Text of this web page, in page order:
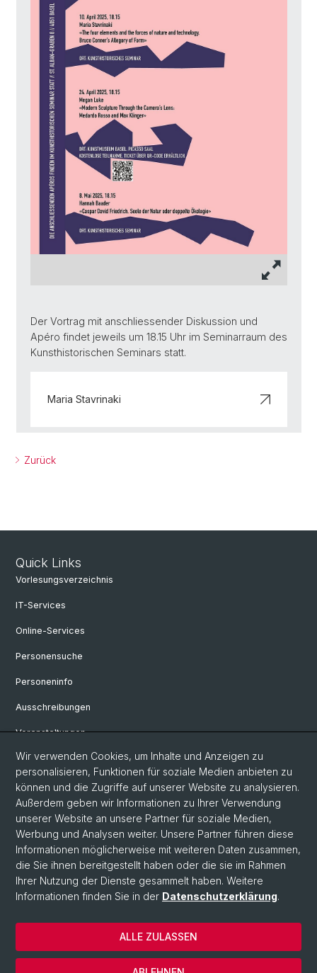
Der Vortrag mit anschliessender Diskussion und
Apéro findet jeweils um 18.15 Uhr im Seminarraum des
Kunsthistorischen Seminars statt.
Maria Stavrinaki
Zurück
Quick Links
Vorlesungsverzeichnis
IT-Services
Online-Services
Personensuche
Personeninfo
Ausschreibungen
Veranstaltungen
eikones - Zentrum für die Theorie und Geschichte des Bildes
Archiv eikones NFS Bildkritik 2005 - 2017
Renaissance Kolloquium
© Universität Basel
Datenschutzerklärung
Philosophisch-Historische Fakultät
Departement Künste, Medien, Philosophie
Wir verwenden Cookies, um Inhalte und Anzeigen zu
personalisieren, Funktionen für soziale Medien anbieten zu
können und die Zugriffe auf unserer Website zu analysieren.
Außerdem geben wir Informationen zu Ihrer Verwendung
unserer Website an unsere Partner für soziale Medien,
Werbung und Analysen weiter. Unsere Partner führen diese
Informationen möglicherweise mit weiteren Daten zusammen,
die Sie ihnen bereitgestellt haben oder die sie im Rahmen
Ihrer Nutzung der Dienste gesammelt haben. Weitere
Informationen finden Sie in der Datenschutzerklärung.
ALLE ZULASSEN